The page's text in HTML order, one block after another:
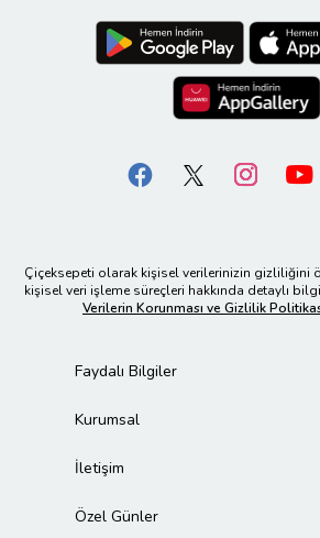
Çiçeksepeti olarak kişisel verilerinizin gizliliğini
kişisel veri işleme süreçleri hakkında detaylı
Verilerin Korunması ve Gizlilik
Faydalı Bilgiler
Kurumsal
İletişim
Özel Günler